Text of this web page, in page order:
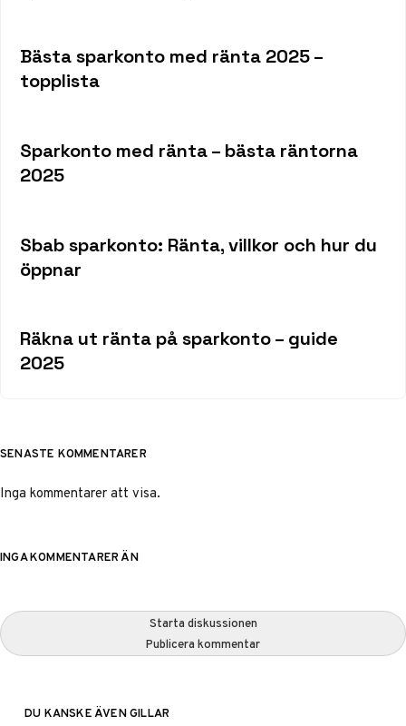
Bästa sparkonto med ränta 2025 –
topplista
Sparkonto med ränta – bästa räntorna
2025
Sbab sparkonto: Ränta, villkor och hur du
öppnar
Räkna ut ränta på sparkonto – guide
2025
SENASTE KOMMENTARER
Inga kommentarer att visa.
INGA KOMMENTARER ÄN
Starta diskussionen
Publicera kommentar
DU KANSKE ÄVEN GILLAR